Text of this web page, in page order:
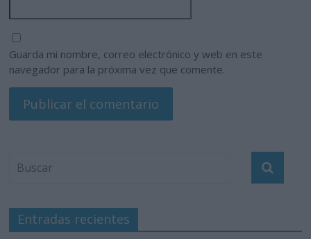
Guarda mi nombre, correo electrónico y web en este
navegador para la próxima vez que comente.
Entradas recientes